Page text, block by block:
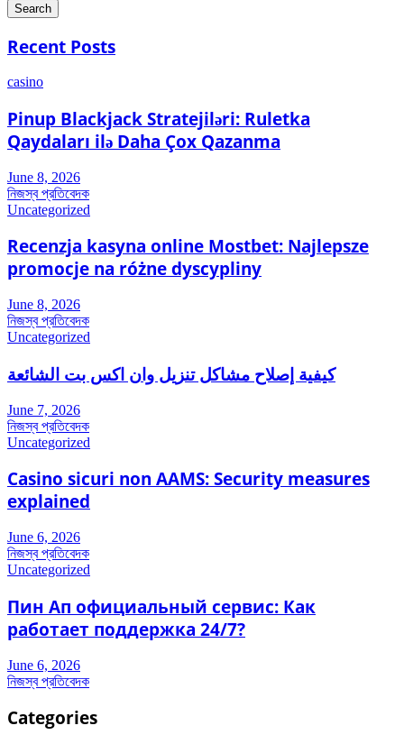
Search
Recent Posts
casino
Pinup Blackjack Stratejiləri: Ruletka
Qaydaları ilə Daha Çox Qazanma
June 8, 2026
নিজস্ব প্রতিবেদক
Uncategorized
Recenzja kasyna online Mostbet: Najlepsze
promocje na różne dyscypliny
June 8, 2026
নিজস্ব প্রতিবেদক
Uncategorized
كيفية إصلاح مشاكل تنزيل وان اكس بت الشائعة
June 7, 2026
নিজস্ব প্রতিবেদক
Uncategorized
Casino sicuri non AAMS: Security measures
explained
June 6, 2026
নিজস্ব প্রতিবেদক
Uncategorized
Пин Ап официальный сервис: Как
работает поддержка 24/7?
June 6, 2026
নিজস্ব প্রতিবেদক
Categories